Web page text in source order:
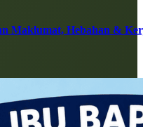
Maklumat, Hebahan &